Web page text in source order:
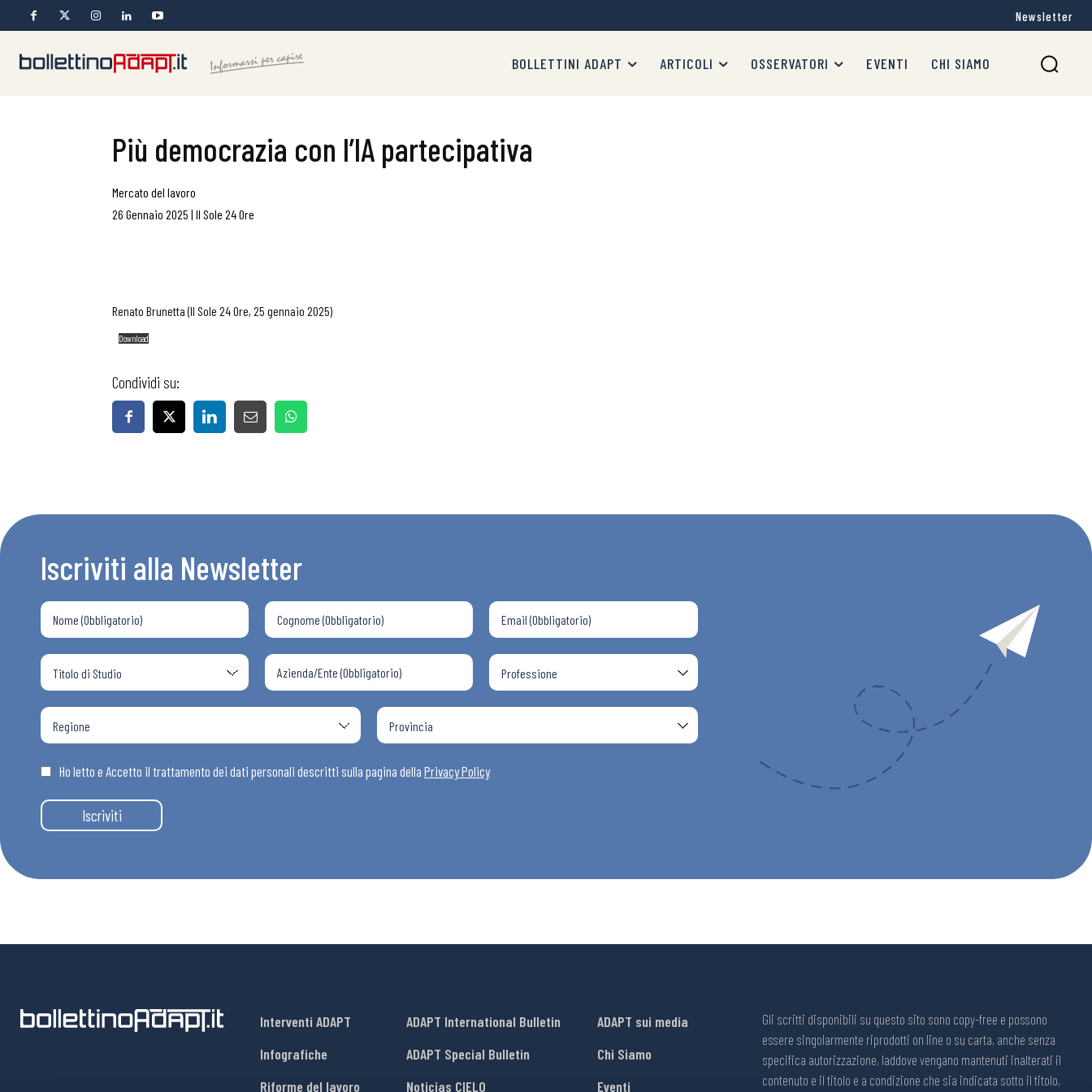
Bollettini ADAPT
Articoli
Osservatori
Newsletter
BOLLETTINI ADAPT ARTICOLI OSSERVATORI EVENTI CHI SIAMO
Più democrazia con l’IA partecipativa
Mercato del lavoro
26 Gennaio 2025 | Il Sole 24 Ore
Renato Brunetta (Il Sole 24 Ore, 25 gennaio 2025)
Download
Condividi su:
Iscriviti alla Newsletter
Ho letto e Accetto il trattamento dei dati personali descritti sulla pagina della Privacy Policy
Iscriviti
Interventi ADAPT
Infografiche
Riforme del lavoro
ADAPT International Bulletin
ADAPT Special Bulletin
Noticias CIELO
ADAPT sui media
Chi Siamo
Eventi
Gli scritti disponibili su questo sito sono copy-free e possono
essere singolarmente riprodotti on line o su carta, anche senza
specifica autorizzazione, laddove vengano mantenuti inalterati il
contenuto e il titolo e a condizione che sia indicata sotto il titolo,